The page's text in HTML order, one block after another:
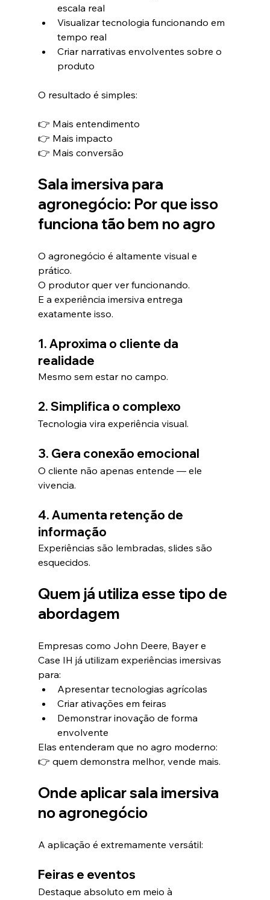
escala real
Visualizar tecnologia funcionando em
tempo real
Criar narrativas envolventes sobre o
produto
O resultado é simples:
👉 Mais entendimento
👉 Mais impacto
👉 Mais conversão
Sala imersiva para
agronegócio: Por que isso
funciona tão bem no agro
O agronegócio é altamente visual e
prático.
O produtor quer ver funcionando.
E a experiência imersiva entrega
exatamente isso.
1. Aproxima o cliente da
realidade
Mesmo sem estar no campo.
2. Simplifica o complexo
Tecnologia vira experiência visual.
3. Gera conexão emocional
O cliente não apenas entende — ele
vivencia.
4. Aumenta retenção de
informação
Experiências são lembradas, slides são
esquecidos.
Quem já utiliza esse tipo de
abordagem
Empresas como John Deere, Bayer e
Case IH já utilizam experiências imersivas
para:
Apresentar tecnologias agrícolas
Criar ativações em feiras
Demonstrar inovação de forma
envolvente
Elas entenderam que no agro moderno:
👉 quem demonstra melhor, vende mais.
Onde aplicar sala imersiva
no agronegócio
A aplicação é extremamente versátil:
Feiras e eventos
Destaque absoluto em meio à